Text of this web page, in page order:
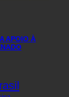
APOIO À